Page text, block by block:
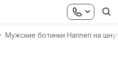
Мужские ботинки Hannen на